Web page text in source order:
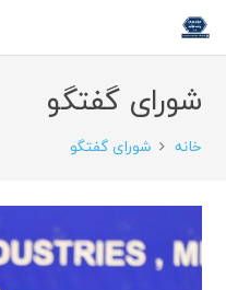
شورای گفتگو
خانه شورای گفتگو